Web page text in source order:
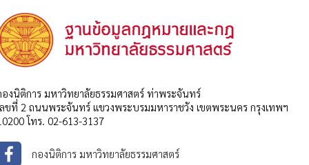
องนิติการ มหาวิทยาลัยธรรมศาสตร์ ท่าพระจันทร์
ลขที่ 2 ถนนพระจันทร์ แขวงพระบรมมหาราชวัง เขตพระนคร กรุงเทพฯ
โทร. 02-613-3137
กองนิติการ มหาวิทยาลัยธรรมศาสตร์